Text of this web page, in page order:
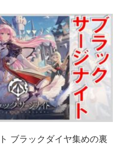
ブラックダイヤ集めの裏